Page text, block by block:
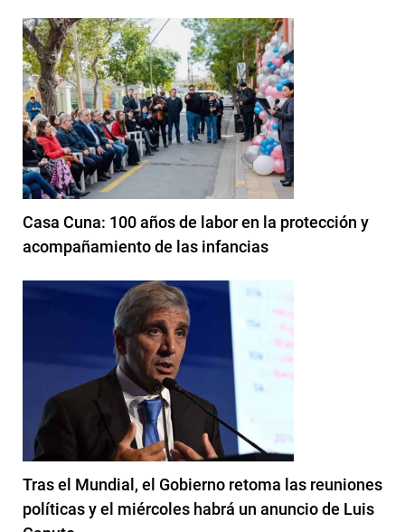
Casa Cuna: 100 años de labor en la protección y
acompañamiento de las infancias
Tras el Mundial, el Gobierno retoma las reuniones
políticas y el miércoles habrá un anuncio de Luis